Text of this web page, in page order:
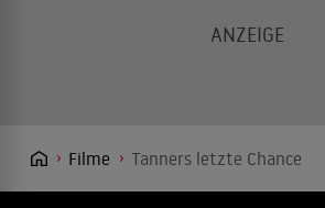
Filme Tanners letzte Chance